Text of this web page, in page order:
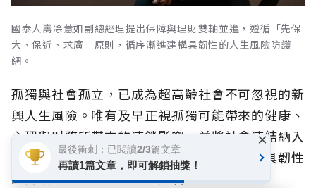
國泰人壽凃薏如副總經理提出保障與理財雙軸並進，遵循「先保
大、保近、求廣」原則，循序漸進建構具韌性的人生風險防護
網。
孤獨與社會孤立，已成為超高齡社會不可忽視的新
興人生風險。唯有及早正視孤獨可能帶來的健康、
心理與財務所帶來的連鎖影響，並將社會連結納入
風險管理思維，才能在人生不同階段建立更具韌性
的防護網，從容面對未來挑戰。
最後衝刺：已閱讀2/3篇文章
再讀1篇文章，即可解鎖抽獎！
×